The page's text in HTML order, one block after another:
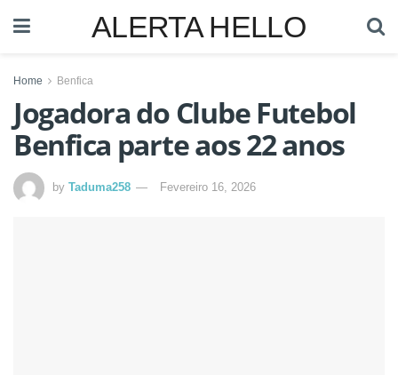
ALERTA HELLO
Home Benfica
Jogadora do Clube Futebol
Benfica parte aos 22 anos
by Taduma258 Fevereiro 16, 2026